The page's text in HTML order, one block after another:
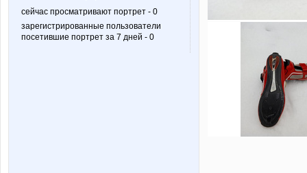
сейчас просматривают портрет - 0
зарегистрированные пользователи
посетившие портрет за 7 дней - 0